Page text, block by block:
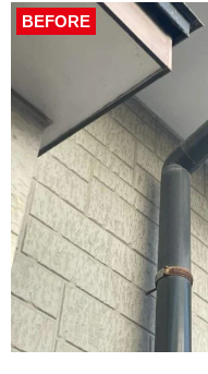
BEFORE